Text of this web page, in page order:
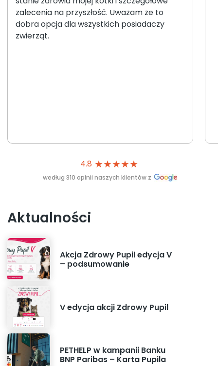
zalecenia na przyszłość. Uważam że to
dobra opcja dla wszystkich posiadaczy
zwierząt.
4.8 ★★★★★
według 310 opinii naszych klientów z
Aktualności
Akcja Zdrowy Pupil edycja V
– podsumowanie
V edycja akcji Zdrowy Pupil
PETHELP w kampanii Banku
BNP Paribas – Karta Pupila